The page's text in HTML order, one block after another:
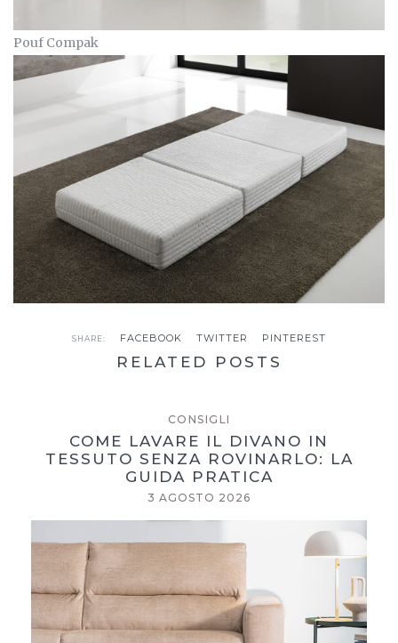
Pouf Compak
SHARE: FACEBOOK TWITTER PINTEREST
RELATED POSTS
CONSIGLI
COME LAVARE IL DIVANO IN
TESSUTO SENZA ROVINARLO: LA
GUIDA PRATICA
3 AGOSTO 2026